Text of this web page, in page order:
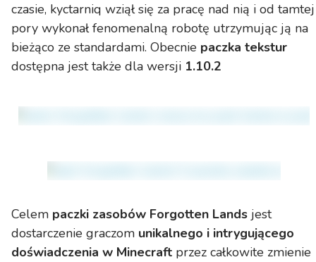
czasie, kyctarniq wziął się za pracę nad nią i od tamtej
pory wykonał fenomenalną robotę utrzymując ją na
bieżąco ze standardami. Obecnie paczka tekstur
dostępna jest także dla wersji 1.10.2
Celem paczki zasobów Forgotten Lands jest
dostarczenie graczom unikalnego i intrygującego
doświadczenia w Minecraft przez całkowite zmienie